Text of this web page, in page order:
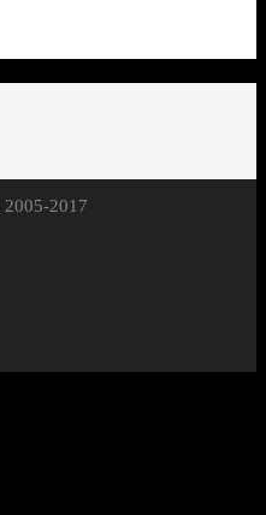
2005-2017